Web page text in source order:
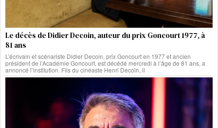
Le décès de Didier Decoin, auteur du prix Goncourt 1977, à
81 ans
L’écrivain et scénariste Didier Decoin, prix Goncourt en 1977 et ancien
président de l’Académie Goncourt, est décédé mercredi à l’âge de 81 ans, a
annoncé l’institution. Fils du cinéaste Henri Decoin, il